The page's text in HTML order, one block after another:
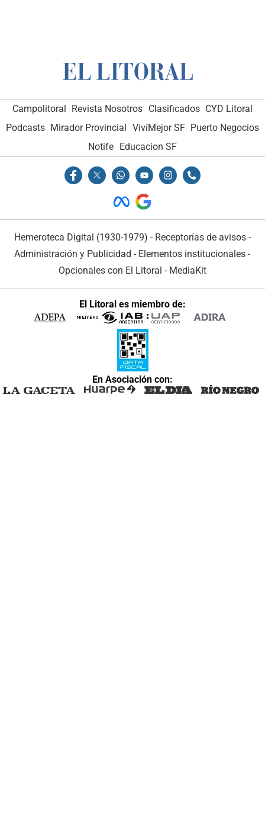
Campolitoral Revista Nosotros Clasificados CYD Litoral
Podcasts Mirador Provincial VivíMejor SF Puerto Negocios
Notife Educacion SF
Hemeroteca Digital (1930-1979) - Receptorías de avisos -
Administración y Publicidad - Elementos institucionales -
Opcionales con El Litoral - MediaKit
El Litoral es miembro de:
En Asociación con: